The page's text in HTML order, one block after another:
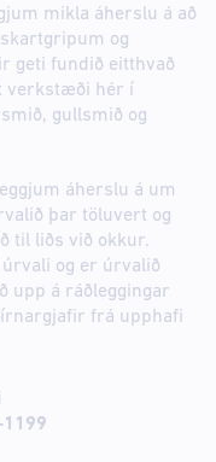
mikla áherslu á að
og
geti fundið eitthvað
verkstæði hér í
gullsmið og
áherslu á um
þar töluvert og
til liðs við okkur.
og er úrvalið
upp á ráðleggingar
frá upphafi